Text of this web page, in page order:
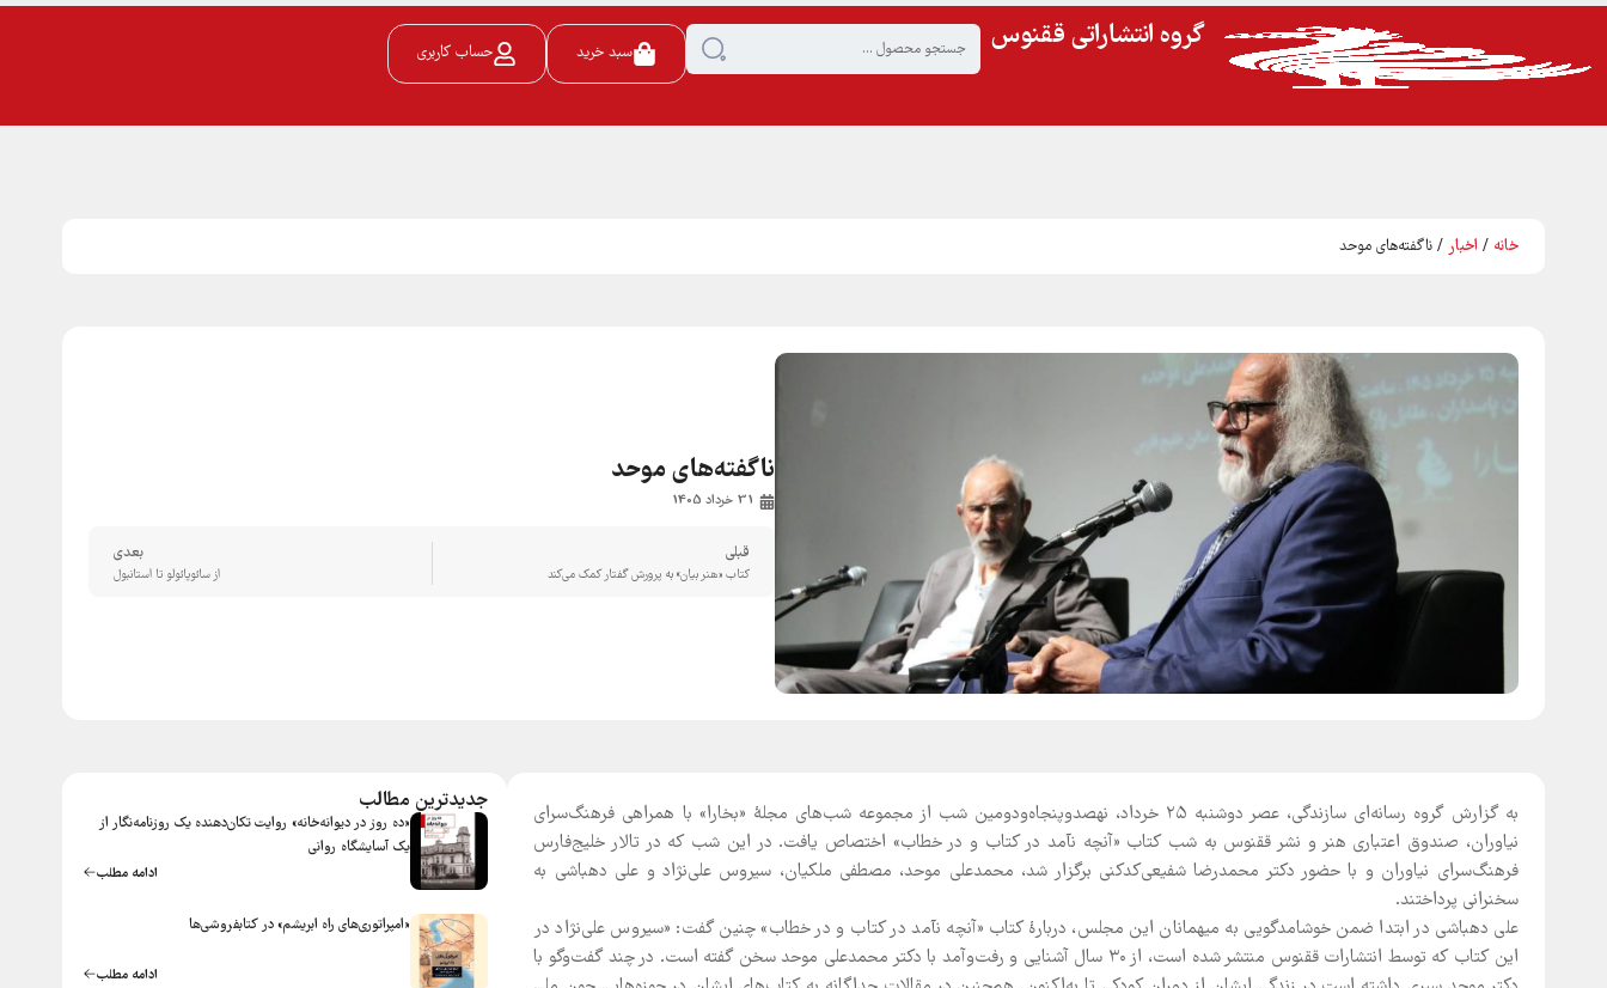
گروه انتشاراتی ققنوس سبد خرید حساب کاربری
خانه / اخبار / ناگفته‌های موحد
ناگفته‌های موحد
31 خرداد 1405
قبلی
کتاب «هنر بیان» به پرورش گفتار کمک می‌کند
بعدی
از سائوپائولو تا استانبول
به گزارش گروه رسانه‌ای سازندگی، عصر دوشنبه ۲۵ خرداد، نهصدوپنجاه‌ودومین شب از مجموعه شب‌های مجلۀ «بخارا» با همراهی فرهنگ‌سرای
نیاوران، صندوق اعتباری هنر و نشر ققنوس به شب کتاب «آنچه نآمد در کتاب و در خطاب» اختصاص یافت. در این شب که در تالار خلیج‌فارس
فرهنگ‌سرای نیاوران و با حضور دکتر محمدرضا شفیعی‌کدکنی برگزار شد، محمدعلی موحد، مصطفی ملکیان، سیروس علی‌نژاد و علی دهباشی به
سخنرانی پرداختند.
علی دهباشی در ابتدا ضمن خوشامدگویی به میهمانان این مجلس، دربارۀ کتاب «آنچه نآمد در کتاب و در خطاب» چنین گفت: «سیروس علی‌نژاد در
این کتاب که توسط انتشارات ققنوس منتشر شده است، از ۳۰ سال آشنایی و رفت‌وآمد با دکتر محمدعلی موحد سخن گفته است. در چند گفت‌وگو با
جدیدترین مطالب
«ده روز در دیوانه‌خانه» روایت تکان‌دهنده یک روزنامه‌نگار از
یک آسایشگاه روانی
ادامه مطلب
«امپراتوری‌های راه ابریشم» در کتابفروشی‌ها
ادامه مطلب